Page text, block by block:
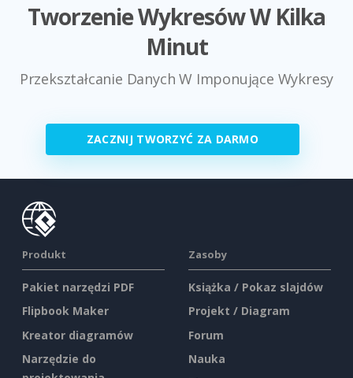
Tworzenie Wykresów W Kilka
Minut
Przekształcanie Danych W Imponujące Wykresy
ZACZNIJ TWORZYĆ ZA DARMO
Produkt
Pakiet narzędzi PDF
Flipbook Maker
Kreator diagramów
Narzędzie do
Zasoby
Książka / Pokaz slajdów
Projekt / Diagram
Forum
Nauka